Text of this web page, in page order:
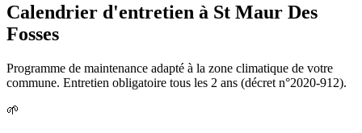
Calendrier d'entretien à St Maur Des
Fosses
Programme de maintenance adapté à la zone climatique de votre
commune. Entretien obligatoire tous les 2 ans (décret n°2020-912).
🌱